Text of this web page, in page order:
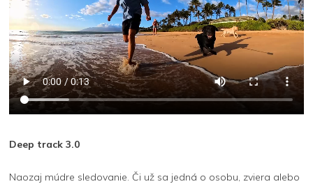
Deep track 3.0
Naozaj múdre sledovanie. Či už sa jedná o osobu, zviera alebo